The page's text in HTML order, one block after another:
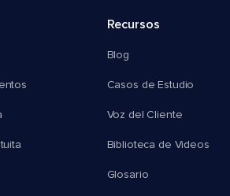
Recursos
Blog
Casos de Estudio
Voz del Cliente
Biblioteca de Videos
Glosario